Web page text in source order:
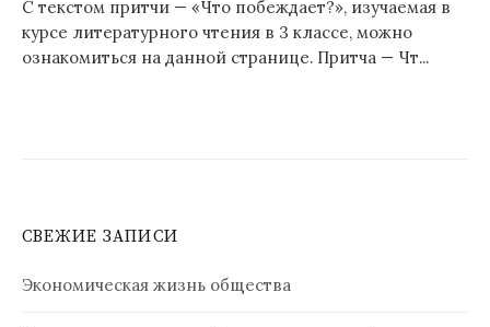
С текстом притчи — «Что побеждает?», изучаемая в
курсе литературного чтения в 3 классе, можно
ознакомиться на данной странице. Притча — Чт...
СВЕЖИЕ ЗАПИСИ
Экономическая жизнь общества